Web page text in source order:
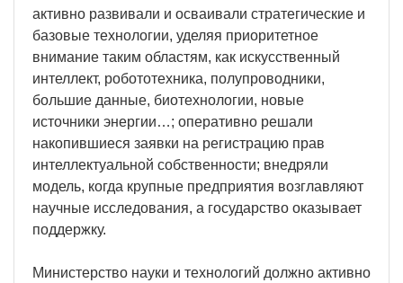
активно развивали и осваивали стратегические и
базовые технологии, уделяя приоритетное
внимание таким областям, как искусственный
интеллект, робототехника, полупроводники,
большие данные, биотехнологии, новые
источники энергии…; оперативно решали
накопившиеся заявки на регистрацию прав
интеллектуальной собственности; внедряли
модель, когда крупные предприятия возглавляют
научные исследования, а государство оказывает
поддержку.
Министерство науки и технологий должно активно